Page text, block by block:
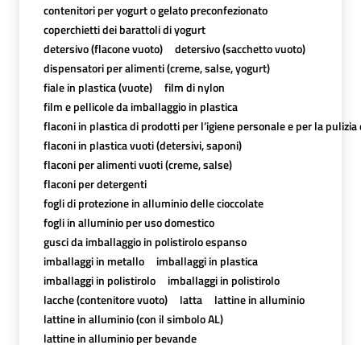
contenitori per yogurt o gelato preconfezionato
coperchietti dei barattoli di yogurt
detersivo (flacone vuoto)
detersivo (sacchetto vuoto)
dispensatori per alimenti (creme, salse, yogurt)
fiale in plastica (vuote)
film di nylon
film e pellicole da imballaggio in plastica
flaconi in plastica di prodotti per l’igiene personale e per la pulizia
flaconi in plastica vuoti (detersivi, saponi)
flaconi per alimenti vuoti (creme, salse)
flaconi per detergenti
fogli di protezione in alluminio delle cioccolate
fogli in alluminio per uso domestico
gusci da imballaggio in polistirolo espanso
imballaggi in metallo
imballaggi in plastica
imballaggi in polistirolo
imballaggi in polistirolo
lacche (contenitore vuoto)
latta
lattine in alluminio
lattine in alluminio (con il simbolo AL)
lattine in alluminio per bevande